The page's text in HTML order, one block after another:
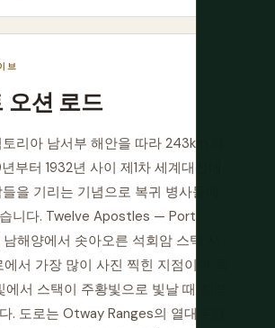
브
오션 로드
리아 남서부 해안을 따라 243km 해
부터 1932년 사이 제1차 세계대전에
을 기리는 기념으로 복귀 병사들에
니다. Twelve Apostles — Port
해양에서 솟아오른 석회암 스택 시
서 가장 많이 사진 찍힌 지점이며 특
서 스택이 주황빛으로 빛날 때 진정
. 도로는 Otway Ranges의 열대우림